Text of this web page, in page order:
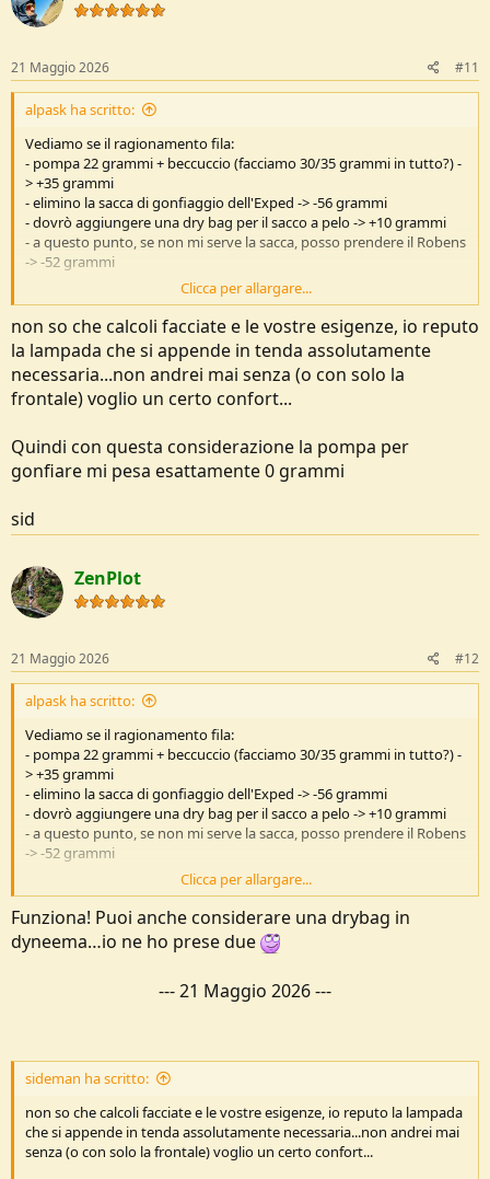
21 Maggio 2026 #11
alpask ha scritto:
Vediamo se il ragionamento fila:
- pompa 22 grammi + beccuccio (facciamo 30/35 grammi in tutto?) -
> +35 grammi
- elimino la sacca di gonfiaggio dell'Exped -> -56 grammi
- dovrò aggiungere una dry bag per il sacco a pelo -> +10 grammi
- a questo punto, se non mi serve la sacca, posso prendere il Robens
-> -52 grammi
Risparmio finale di 63 grammi.
Ci sta.
Clicca per allargare...
non so che calcoli facciate e le vostre esigenze, io reputo
la lampada che si appende in tenda assolutamente
necessaria...non andrei mai senza (o con solo la
frontale) voglio un certo confort...
Quindi con questa considerazione la pompa per
gonfiare mi pesa esattamente 0 grammi
sid
ZenPlot
21 Maggio 2026 #12
alpask ha scritto:
Vediamo se il ragionamento fila:
- pompa 22 grammi + beccuccio (facciamo 30/35 grammi in tutto?) -
> +35 grammi
- elimino la sacca di gonfiaggio dell'Exped -> -56 grammi
- dovrò aggiungere una dry bag per il sacco a pelo -> +10 grammi
- a questo punto, se non mi serve la sacca, posso prendere il Robens
-> -52 grammi
Risparmio finale di 63 grammi.
Ci sta.
Clicca per allargare...
Funziona! Puoi anche considerare una drybag in
dyneema…io ne ho prese due
---21 Maggio 2026---
sideman ha scritto:
non so che calcoli facciate e le vostre esigenze, io reputo la lampada
che si appende in tenda assolutamente necessaria...non andrei mai
senza (o con solo la frontale) voglio un certo confort...